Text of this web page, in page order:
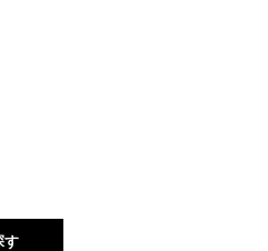
す